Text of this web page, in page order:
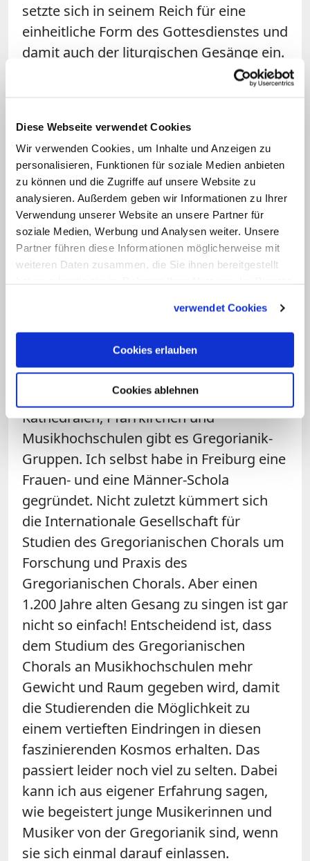
Diese Webseite verwendet Cookies
Wir verwenden Cookies, um Inhalte und Anzeigen zu
personalisieren, Funktionen für soziale Medien anbieten
zu können und die Zugriffe auf unsere Website zu
analysieren. Außerdem geben wir Informationen zu Ihrer
Verwendung unserer Website an unsere Partner für
soziale Medien, Werbung und Analysen weiter. Unsere
Partner führen diese Informationen möglicherweise mit
weiteren Daten zusammen, die Sie ihnen bereitgestellt
verwendet Cookies
Cookies erlauben
Cookies ablehnen
setzte sich in seinem Reich für eine
einheitliche Form des Gottesdienstes und
damit auch der liturgischen Gesänge ein.
unterschiedlichen regionalen Traditionen
der Name Papst Gregors dazu, diesen
neuen Gesängen mehr Autorität zu
verleihen. Dies war die Blütezeit des
Gregorianischen Chorals.
Frage: Wie geht es dem
Gregorianischen Choral im 21.
Hönerlage:Vor allem die Ordensmänner
und -frauen in den
Klostergemeinschaften der Benediktiner
und Zisterzienser. Aber auch an
Kathedralen, Pfarrkirchen und
Musikhochschulen gibt es Gregorianik-
Gruppen. Ich selbst habe in Freiburg eine
Frauen- und eine Männer-Schola
gegründet. Nicht zuletzt kümmert sich
die Internationale Gesellschaft für
Studien des Gregorianischen Chorals um
Forschung und Praxis des
Gregorianischen Chorals. Aber einen
1.200 Jahre alten Gesang zu singen ist gar
nicht so einfach! Entscheidend ist, dass
dem Studium des Gregorianischen
Chorals an Musikhochschulen mehr
Gewicht und Raum gegeben wird, damit
die Studierenden die Möglichkeit zu
einem vertieften Eindringen in diesen
faszinierenden Kosmos erhalten. Das
passiert leider noch viel zu selten. Dabei
kann ich aus eigener Erfahrung sagen,
wie begeistert junge Musikerinnen und
Musiker von der Gregorianik sind, wenn
sie sich einmal darauf einlassen.